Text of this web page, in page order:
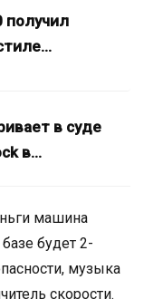
получил
в суде
в…
машина
будет 2-
музыка
скорости.